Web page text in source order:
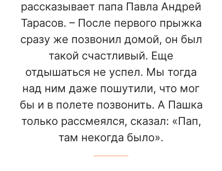
рассказывает папа Павла Андрей
Тарасов. – После первого прыжка
сразу же позвонил домой, он был
такой счастливый. Еще
отдышаться не успел. Мы тогда
над ним даже пошутили, что мог
бы и в полете позвонить. А Пашка
только рассмеялся, сказал: «Пап,
там некогда было».